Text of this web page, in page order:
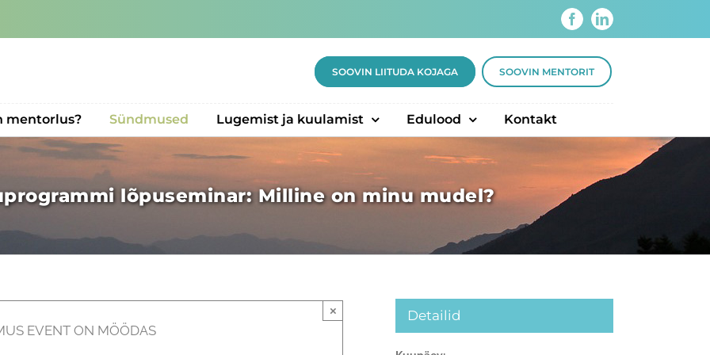
FacebookLinkedIn
SOOVIN LIITUDA KOJAGA SOOVIN MENTORIT
mentorlus? Sündmused Lugemist ja kuulamist Edulood Kontakt
lõpuseminar: Milline on minu mudel?
EVENT ON MÖÖDAS
× Detailid